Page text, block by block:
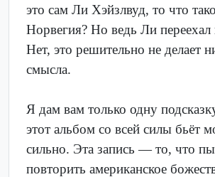
это сам Ли Хэйзлвуд, то что
Норвегия? Но ведь Ли
Нет, это решительно не делает
смысла.
Я дам вам только одну
этот альбом со всей силы бьёт
сильно. Эта запись — то, что
повторить американское